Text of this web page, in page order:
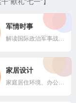
军情时事
解读国际政治军事战略格局
家居设计
家庭居住环境、办公场所、公共空间陈设风格以设计搭配